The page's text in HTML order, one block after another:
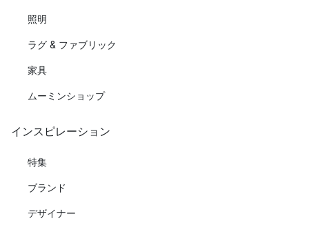
照明
ラグ & ファブリック
家具
ムーミンショップ
インスピレーション
特集
ブランド
デザイナー